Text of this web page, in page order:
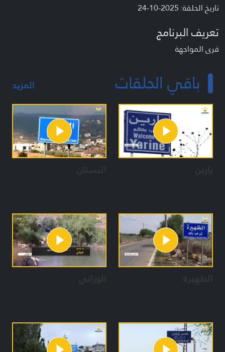
تاريخ الحلقة: 2025-10-24
تعريف البرنامج
قرى المواجهة
باقي الحلقات المزيد
الظهيرة الوزاني